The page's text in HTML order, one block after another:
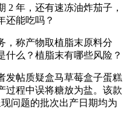
年，还有速冻油炸茄子，
还能吃吗？
称产物取植脂末原料分
什么？植脂末有哪些风险？
帖质疑盒马草莓盒子蛋糕
过程中误将糖放为盐。该款
问题的批次出产日期均为